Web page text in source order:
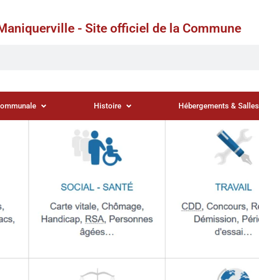
- Site officiel de la Commune
Histoire Hébergements & Salles